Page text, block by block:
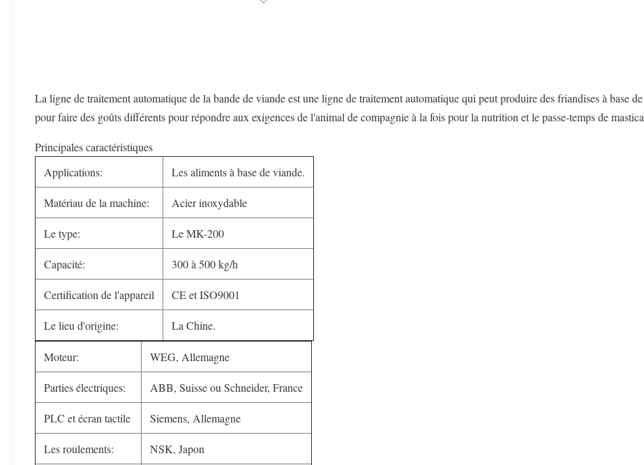
La ligne de traitement automatique de la bande de viande est une ligne de traitement automatique qui peut produire des friandises à base
pour faire des goûts différents pour répondre aux exigences de l'animal de compagnie à la fois pour la nutrition et le passe-temps de
Principales caractéristiques
Applications:
Les aliments à base de viande.
Matériau de la machine: Acier inoxydable
Le type: Le MK-200
Capacité: 300 à 500 kg/h
Certification de l'appareil CE et ISO9001
Le lieu d'origine: La Chine.
Moteur: WEG, Allemagne
Parties électriques: ABB, Suisse ou Schneider, France
PLC et écran tactile Siemens, Allemagne
Les roulements: NSK, Japon